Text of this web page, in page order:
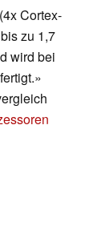
Cortex-
zu 1,7
wird bei